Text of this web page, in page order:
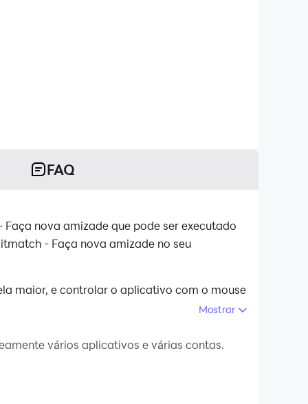
FAQ
nova amizade que pode ser executado
- Faça nova amizade no seu
maior, e controlar o aplicativo com o mouse
seu PC.
Mostrar
vários aplicativos e várias contas.